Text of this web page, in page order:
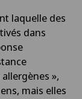
laquelle des
dans
»,
mais elles